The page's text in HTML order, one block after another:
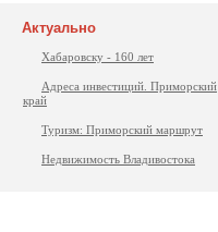
Актуально
Хабаровску - 160 лет
Адреса инвестиций. Приморский
край
Туризм: Приморский маршрут
Недвижимость Владивостока